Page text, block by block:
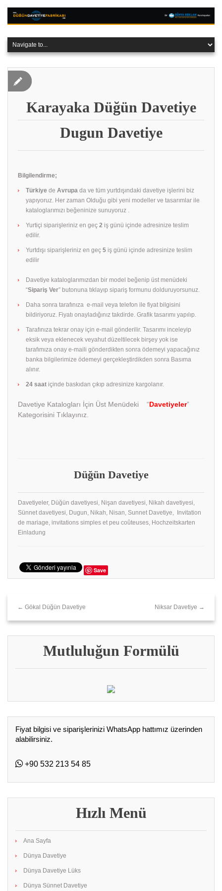
Karayaka Düğün Davetiye
Dugun Davetiye
Bilgilendirme;
Türkiye de Avrupa da ve tüm yurtdışındaki davetiye işlerini biz
yapıyoruz. Her zaman Olduğu gibi yeni modeller ve tasarımlar ile
kataloglarımızı beğeninize sunuyoruz .
Yurtiçi siparişleriniz en geç 2 iş günü içinde adresinize teslim
edilir.
Yurtdışı siparişleriniz en geç 5 iş günü içinde adresinize teslim
edilir
Davetiye kataloglarımızdan bir model beğenip üst menüdeki
“Sipariş Ver” butonuna tıklayıp sipariş formunu dolduruyorsunuz.
Daha sonra tarafınıza e-mail veya telefon ile fiyat bilgisini
bildiriyoruz. Fiyatı onayladığınız takdirde. Grafik tasarımı yapılıp.
Tarafınıza tekrar onay için e-mail gönderilir. Tasarımı inceleyip
eksik veya eklenecek veyahut düzeltilecek birşey yok ise
tarafımıza onay e-maili gönderdikten sonra ödemeyi yapacağınız
banka bilgilerimize ödemeyi gerçekleştirdikden sonra Basıma
alınır.
24 saat içinde baskıdan çıkıp adresinize kargolanır.
Davetiye Katalogları İçin Üst Menüdeki “Davetiyeler”
Kategorisini Tıklayınız.
Düğün Davetiye
Davetiyeler, Düğün davetiyesi, Nişan davetiyesi, Nikah davetiyesi,
Sünnet davetiyesi, Dugun, Nikah, Nisan, Sunnet Davetiye, Invitation
de mariage, invitations simples et peu coûteuses, Hochzeitskarten
Einladung
Save
← Gökal Düğün Davetiye Niksar Davetiye →
Mutluluğun Formülü
Fiyat bilgisi ve siparişlerinizi WhatsApp hattımız üzerinden
alabilirsiniz.
+90 532 213 54 85
Hızlı Menü
Ana Sayfa
Dünya Davetiye
Dünya Davetiye Lüks
Dünya Sünnet Davetiye